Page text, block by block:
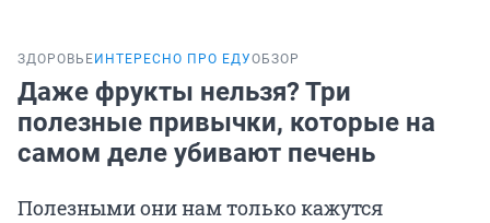
ЗДОРОВЬЕ ИНТЕРЕСНО ПРО ЕДУОБЗОР
Даже фрукты нельзя? Три
полезные привычки, которые на
самом деле убивают печень
Полезными они нам только кажутся